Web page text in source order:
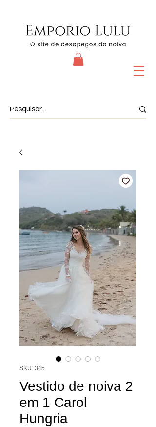
SKU: 345
Vestido de noiva 2
em 1 Carol
Hungria